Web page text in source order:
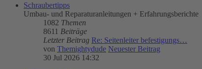
Schraubertipps
Umbau- und Reparaturanleitungen + Erfahrungsberichte
1082 Themen
8611 Beiträge
Letzter Beitrag Re: Seitenleiter befestigungs…
von Themightydude Neuester Beitrag
30 Jul 2026 14:32